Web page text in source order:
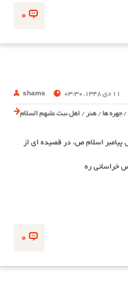
0
shams 11 دی 1348, 03:30
/چهره ها / هنر / اهل بیت علیهم السلام
پيامبر اسلام ص، در قصیده ای از
خراسانی ره
0